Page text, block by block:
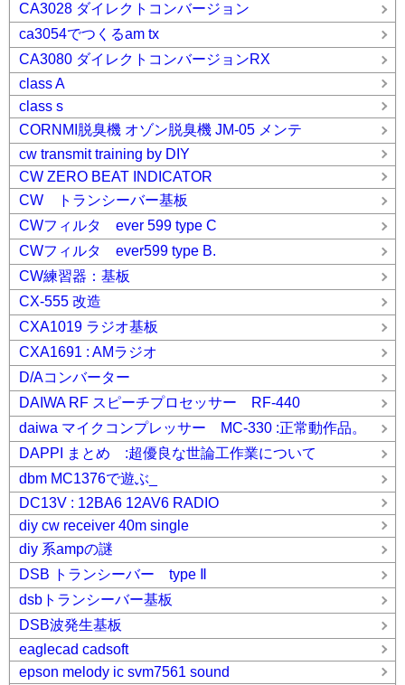
CA3028 ダイレクトコンバージョン
ca3054でつくるam tx
CA3080 ダイレクトコンバージョンRX
class A
class s
CORNMI脱臭機 オゾン脱臭機 JM-05 メンテ
cw transmit training by DIY
CW ZERO BEAT INDICATOR
CW トランシーバー基板
CWフィルタ ever 599 type C
CWフィルタ ever599 type B.
CW練習器：基板
CX-555 改造
CXA1019 ラジオ基板
CXA1691 : AMラジオ
D/Aコンバーター
DAIWA RF スピーチプロセッサー RF-440
daiwa マイクコンプレッサー MC-330 :正常動作品。
DAPPI まとめ :超優良な世論工作業について
dbm MC1376で遊ぶ_
DC13V : 12BA6 12AV6 RADIO
diy cw receiver 40m single
diy 系ampの謎
DSB トランシーバー type Ⅱ
dsbトランシーバー基板
DSB波発生基板
eaglecad cadsoft
epson melody ic svm7561 sound